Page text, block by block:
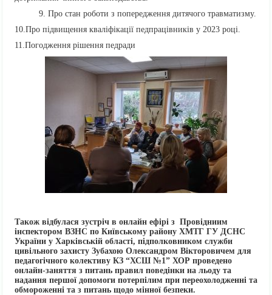
Про стан роботи з попередження дитячого травматизму.
10.Про підвищення кваліфікації педпрацівників у 2023 році.
11.Погодження рішення педради
Також відбулася зустріч в онлайн ефірі з Провідниим
інспектором ВЗНС по Київському району ХМТГ ГУ ДСНС
України у Харківській області, підполковником служби
цивільного захисту Зубахою Олександром Вікторовичем для
педагогічного колективу КЗ “ХСШ №1” ХОР проведено
онлайн-заняття з питань правил поведінки на льоду та
надання першої допомоги потерпілим при переохолодженні та
обмороженні та з питань щодо мінної безпеки.